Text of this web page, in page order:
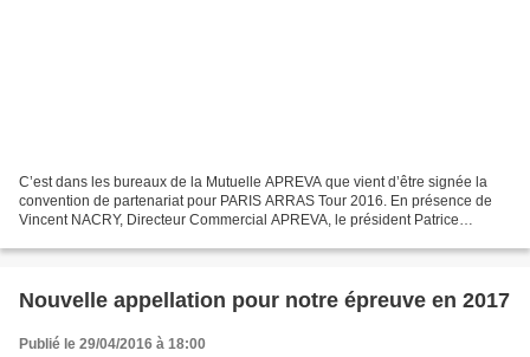
C’est dans les bureaux de la Mutuelle APREVA que vient d’être signée la
convention de partenariat pour PARIS ARRAS Tour 2016. En présence de
Vincent NACRY, Directeur Commercial APREVA, le président Patrice
Nouvelle appellation pour notre épreuve en 2017
Publié le 29/04/2016 à 18:00